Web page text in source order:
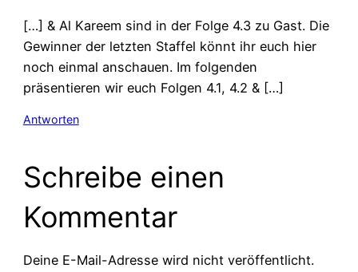
[…] & Al Kareem sind in der Folge 4.3 zu Gast. Die
Gewinner der letzten Staffel könnt ihr euch hier
noch einmal anschauen. Im folgenden
präsentieren wir euch Folgen 4.1, 4.2 & […]
Antworten
Schreibe einen
Kommentar
Deine E-Mail-Adresse wird nicht veröffentlicht.